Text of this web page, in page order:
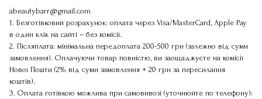
abeautybarr@gmail.com
1. Безготівковий розрахунок: оплата через Visa/MasterCard, Apple Pay
в один клік на сайті – без комісії.
2. Післяплата: мінімальна передоплата 200-500 грн (залежно від суми
замовлення). Оплачуючи товар повністю, ви заощаджуєте на комісії
Нової Пошти (2% від суми замовлення + 20 грн за пересилання
коштів).
3. Оплата готівкою можлива при самовивозі (уточнюйте по телефону):